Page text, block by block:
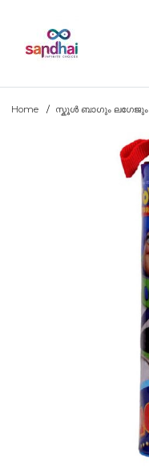
Home സ്കൂൾ ബാഗും ലഗേജും